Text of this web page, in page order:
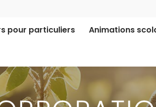
pour particuliers Animations
Financement